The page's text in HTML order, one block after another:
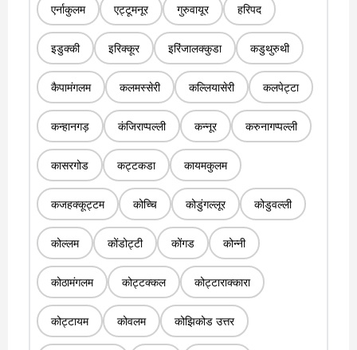
एर्नाकुलम एट्टूमनूर गुरुवायूर हरिपद
इडुक्की इरिक्कूर इरिंजालक्कुडा कडुथुरुथी
कैपामंगलम कलमस्सेरी कल्लियासेरी कलपेट्टा
कन्हानगड़ कंजिराप्पल्ली कन्नूर करुनागप्पल्ली
कासरगोड कट्टकडा कायमकुलम
कजहक्कूट्टम कोच्चि कोडुंगल्लूर कोडुवल्ली
कोल्लम कोंडोट्टी कोंगड कोन्नी
कोठामंगलम कोट्टक्कल कोट्टाराक्कारा
कोट्टायम कोवलम कोझिकोड उत्तर